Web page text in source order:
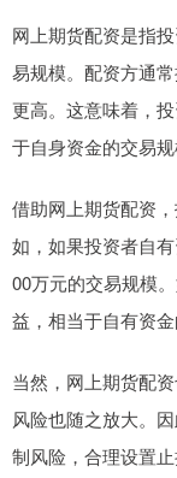
网上期货配资是指
易规模。配资方通
更高。这意味着，
于自身资金的交易规
借助网上期货配资
如，如果投资者自
00万元的交易规模
益，相当于自有资金
当然，网上期货配
风险也随之放大。
制风险，合理设置止